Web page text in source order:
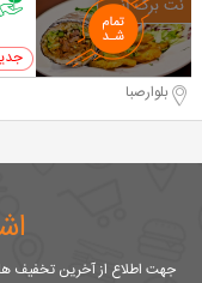
0 خرید
بلوارصبا
جهت اطلاع از آخرین تخفیف